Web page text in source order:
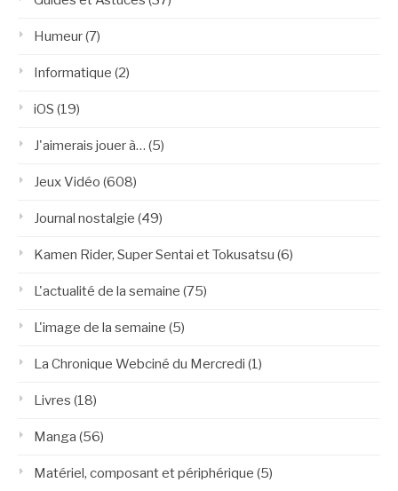
Humeur(7)
Informatique (2)
iOS (19)
J'aimerais jouer à… (5)
Jeux Vidéo (608)
Journal nostalgie (49)
Kamen Rider, Super Sentai et Tokusatsu (6)
L'actualité de la semaine (75)
L'image de la semaine (5)
La Chronique Webciné du Mercredi (1)
Livres (18)
Manga (56)
Matériel, composant et périphérique (5)